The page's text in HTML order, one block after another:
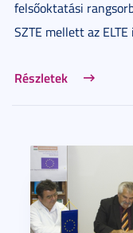
felsőoktatási
SZTE mellett az
Részletek